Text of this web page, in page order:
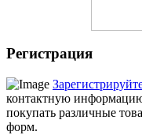
Регистрация
контактную
покупать различные
форм.